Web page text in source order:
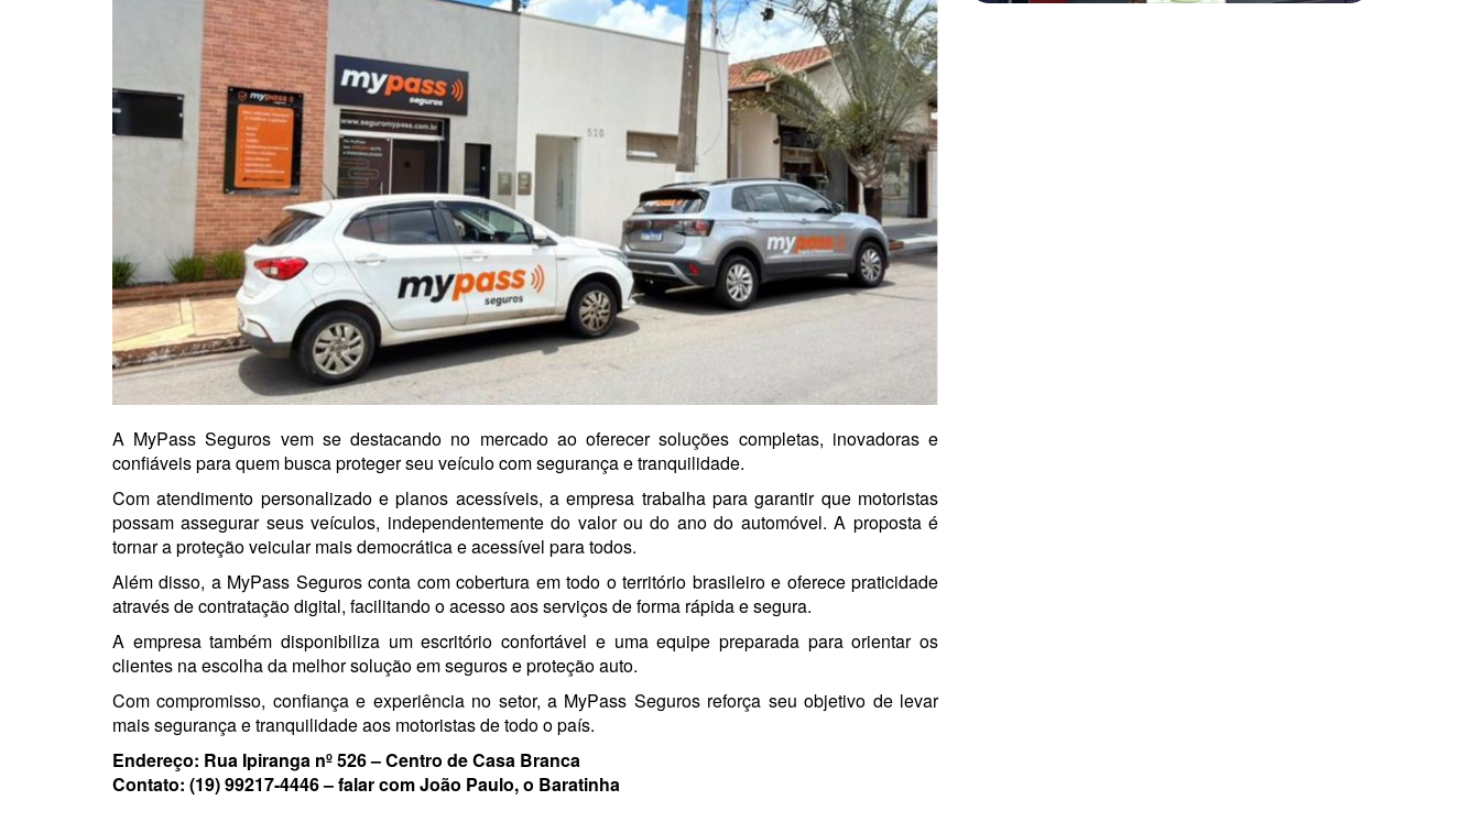
A MyPass Seguros vem se destacando no mercado ao oferecer soluções completas, inovadoras e
confiáveis para quem busca proteger seu veículo com segurança e tranquilidade.
Com atendimento personalizado e planos acessíveis, a empresa trabalha para garantir que motoristas
possam assegurar seus veículos, independentemente do valor ou do ano do automóvel. A proposta é
tornar a proteção veicular mais democrática e acessível para todos.
Além disso, a MyPass Segurosconta com cobertura em todo o território brasileiro e oferece praticidade
através de contratação digital, facilitando o acesso aos serviços de forma rápida e segura.
A empresa também disponibiliza um escritório confortável e uma equipe preparada para orientar os
clientes na escolha da melhor solução em seguros e proteção auto.
Com compromisso, confiança e experiência no setor, a MyPass Segurosreforça seu objetivo de levar
mais segurança e tranquilidade aos motoristas de todo o país.
Endereço: Rua Ipiranga nº 526 – Centro deCasa Branca
Contato: (19) 99217-4446 – falar com João Paulo, o Baratinha